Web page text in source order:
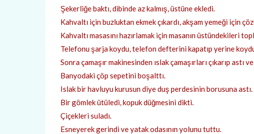
Şekerliğe baktı, dibinde az kalmış, üstüne ekledi.
Kahvaltı için buzluktan ekmek çıkardı, akşam yemeği için
Kahvaltı masasını hazırlamak için masanın üstündekileri
Telefonu şarja koydu, telefon defterini kapatıp yerine
Sonra çamaşır makinesinden ıslak çamaşırları çıkarıp astı
Banyodaki çöp sepetini boşalttı.
Islak bir havluyu kurusun diye duş perdesinin borusuna astı.
Bir gömlek ütüledi, kopuk düğmesini dikti.
Çiçekleri suladı.
Esneyerek gerindi ve yatak odasının yolunu tuttu.